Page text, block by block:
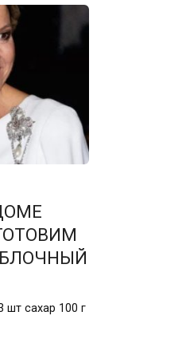
шт сахар 100 г